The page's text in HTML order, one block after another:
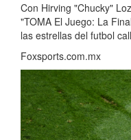
Con Hirving "Chucky"
"TOMA El Juego: La
las estrellas del futbol
Foxsports.com.mx